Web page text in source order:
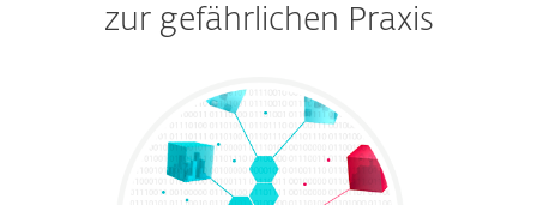
zur gefährlichen Praxis